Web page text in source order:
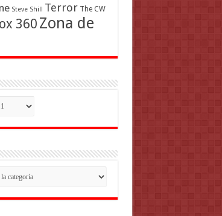
Steve Shill Terror The CW
360Zona de